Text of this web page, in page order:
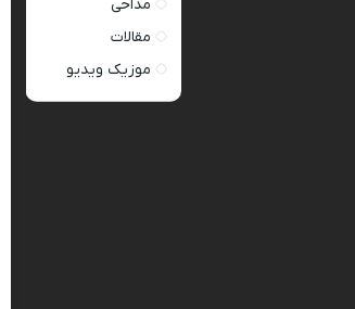
مداحی
مقالات
موزیک ویدیو